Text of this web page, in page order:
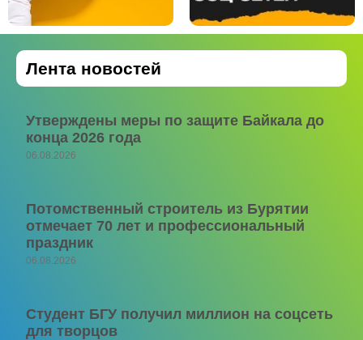
Лента новостей
Утверждены меры по защите Байкала до
конца 2026 года
06.08.2026
Потомственный строитель из Бурятии
отмечает 70 лет и профессиональный
праздник
06.08.2026
Студент БГУ получил миллион на соцсеть
для творцов